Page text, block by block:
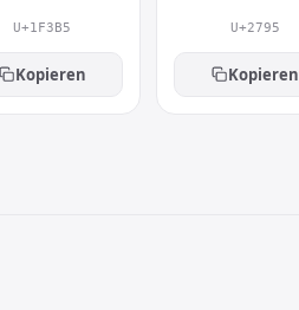
U+1F3B5
Kopieren
U+2795
Kopieren